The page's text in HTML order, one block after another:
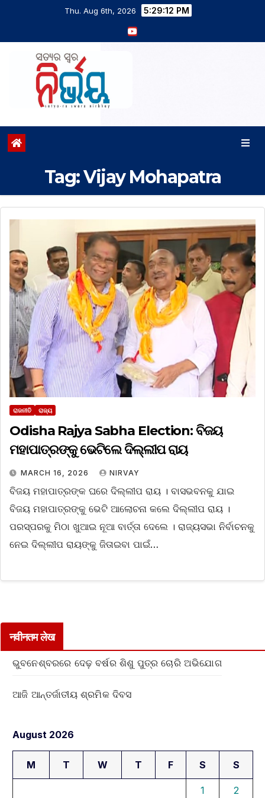
Thu. Aug 6th, 2026 5:29:13 PM
Tag:Vijay Mohapatra
ରାଜନୀତି ରାଜ୍ୟ
Odisha Rajya Sabha Election: ବିଜୟ
ମହାପାତ୍ରଙ୍କୁ ଭେଟିଲେ ଦିଲ୍ଲୀପ ରାୟ
MARCH 16, 2026 NIRVAY
ବିଜୟ ମହାପାତ୍ରଙ୍କ ଘରେ ଦିଲ୍ଲୀପ ରାୟ । ବାସଭବନକୁ ଯାଇ
ବିଜୟ ମହାପାତ୍ରଙ୍କୁ ଭେଟି ଆଲୋଚନା କଲେ ଦିଲ୍ଲୀପ ରାୟ ।
ପରସ୍ପରକୁ ମିଠା ଖୁଆଇ ନୂଆ ବାର୍ତ୍ତା ଦେଲେ । ରାଜ୍ୟସଭା ନିର୍ବାଚନକୁ
ନେଇ ଦିଲ୍ଲୀପ ରାୟଙ୍କୁ ଜିତାଇବା ପାଇଁ…
नवीनतम लेख
ଭୁବନେଶ୍ବରରେ ଦେଢ଼ ବର୍ଷର ଶିଶୁ ପୁତ୍ର ଚୋରି ଅଭିଯୋଗ
ଆଜି ଆନ୍ତର୍ଜାତୀୟ ଶ୍ରମିକ ଦିବସ
August 2026
M T W T F S S
1
2